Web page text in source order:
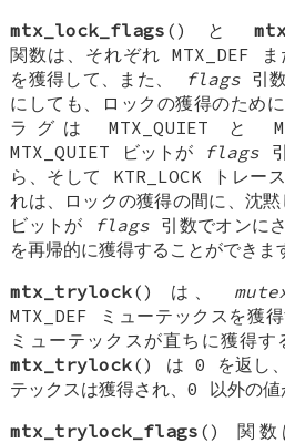
mtx_lock_flags () と
関数は、それぞれMTX_DEF ま
を獲得して、また、
flags引数
にしても、ロックの獲得のため
ラグはMTX_QUIET と
MTX_QUIET ビットが flags
ら、そして KTR_LOCK トレー
れは、ロックの獲得の間に、沈
ビットが
flags引数でオンに
を再帰的に獲得することができま
mtx_trylock() は、
MTX_DEF ミューテックスを獲
ミューテックスが直ちに獲得す
mtx_trylock() は 0 を返し、
テックスは獲得され、0 以外の値
mtx_trylock_flags () 関数